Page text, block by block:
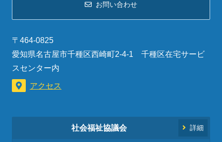
お問い合わせ
〒464-0825
愛知県名古屋市千種区西崎町2-4-1 千種区在宅サービ
スセンター内
アクセス
社会福祉協議会 詳細